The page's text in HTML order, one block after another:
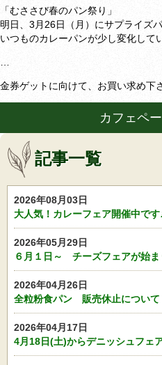
「むささび春のパン祭り」
明日、3月26日（月）にサプライズ
いつものカレーパンが少し変化して
…
金券ゲットに向けて、お買い求め下
カフェペ
記事一覧
2026年08月03日
大人気！カレーフェア開催中です
2026年05月29日
６月１日～ チーズフェアが始ま
2026年04月26日
全粒粉食パン 販売休止について
2026年04月17日
4月18日(土)からデニッシュフェ